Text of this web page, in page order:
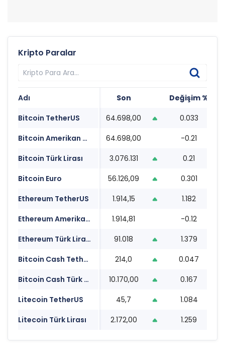
Kripto Paralar
Adı Son Değişim %
Bitcoin TetherUS
64.698,00 0.033
Bitcoin Amerikan Doları
64.698,00 -0.21
Bitcoin Türk Lirası
3.076.131 0.21
Bitcoin Euro
56.126,09 0.301
Ethereum TetherUS
1.914,15 1.182
Ethereum Amerikan Doları
1.914,81 -0.12
Ethereum Türk Lirası
91.018 1.379
Bitcoin Cash TetherUS
214,0 0.047
Bitcoin Cash Türk Lirası
10.170,00 0.167
Litecoin TetherUS
45,7 1.084
Litecoin Türk Lirası
2.172,00 1.259